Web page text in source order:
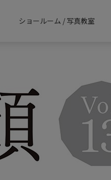
ショールーム / 写真教室